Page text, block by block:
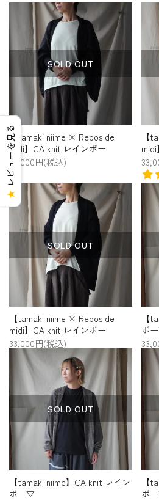
SOLD OUT
【tamaki niime × Repos de
midi】CA knit レインボー
33,000円(税込)
【
SOLD OUT
【tamaki niime × Repos de
midi】CA knit レインボー
33,000円(税込)
【
ボ
SOLD OUT
【tamaki niime】CA knit レイン
ボー▽
【
ボ
★
レビューを見る